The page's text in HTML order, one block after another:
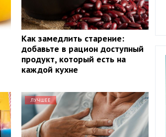
Как замедлить старение:
добавьте в рацион доступный
продукт, который есть на
каждой кухне
ЛУЧШЕЕ